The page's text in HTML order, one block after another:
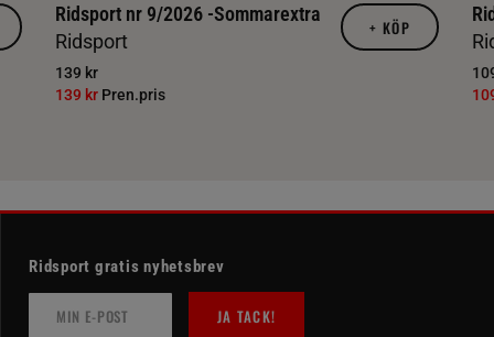
Ridsport nr 9/2026 -Sommarextra
Ridsport
139 kr
139 kr Pren.pris
+ KÖP
Ridsport gratis nyhetsbrev
JA TACK!